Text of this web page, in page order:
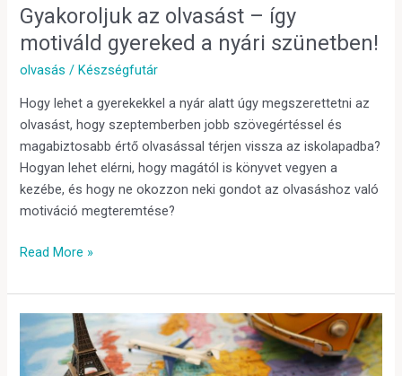
Gyakoroljuk az olvasást – így
motiváld gyereked a nyári szünetben!
olvasás /Készségfutár
Hogy lehet a gyerekekkel a nyár alatt úgy megszerettetni az
olvasást, hogy szeptemberben jobb szövegértéssel és
magabiztosabb értő olvasással térjen vissza az iskolapadba?
Hogyan lehet elérni, hogy magától is könyvet vegyen a
kezébe, és hogy ne okozzon neki gondot az olvasáshoz való
motiváció megteremtése?
Read More »
Tanulás
a
nyári